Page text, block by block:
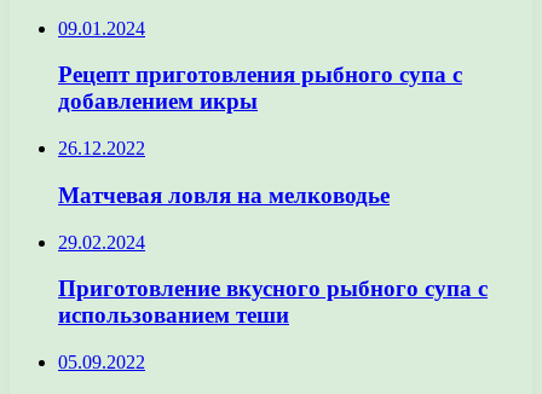
09.01.2024
Рецепт приготовления рыбного супа с
добавлением икры
26.12.2022
Матчевая ловля на мелководье
29.02.2024
Приготовление вкусного рыбного супа с
использованием теши
05.09.2022